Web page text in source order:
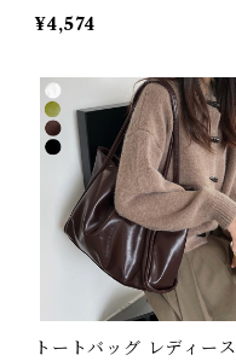
¥4,574
トートバッグ レディース